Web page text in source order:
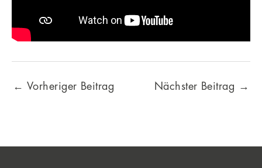
← Vorheriger Beitrag Nächster Beitrag →